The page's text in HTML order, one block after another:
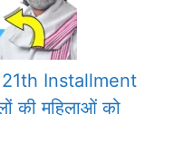
Installment
की महिलाओं को